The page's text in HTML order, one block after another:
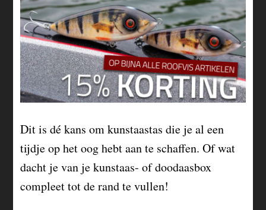
Dit is dé kans om kunstaastas die je al een
tijdje op het oog hebt aan te schaffen. Of wat
dacht je van je kunstaas- of doodaasbox
compleet tot de rand te vullen!